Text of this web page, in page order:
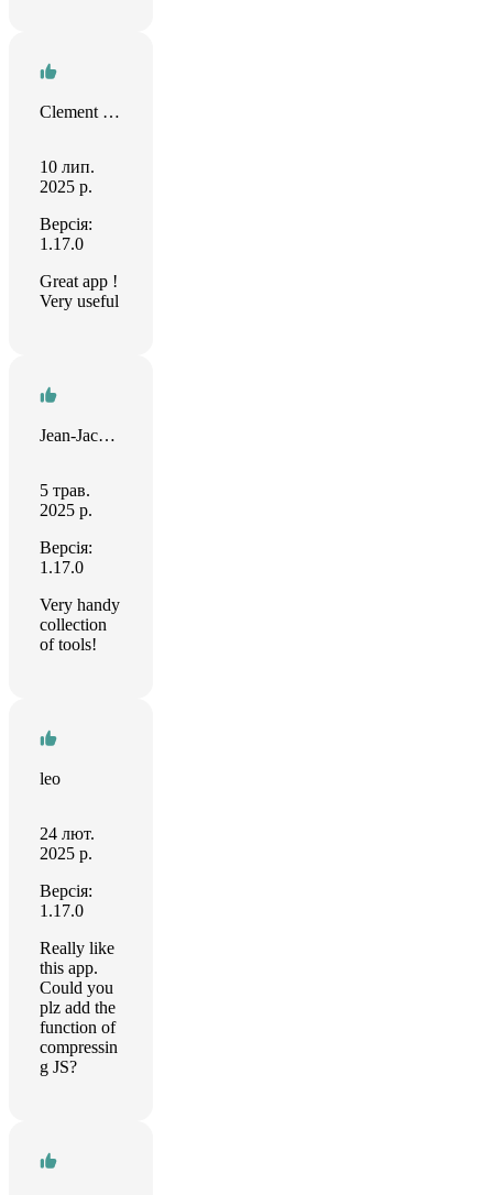
Clement Dutoit
10 лип.
2025 р.
Версія:
1.17.0
Great app !
Very useful
Jean-Jacques Larrea
5 трав.
2025 р.
Версія:
1.17.0
Very handy
collection
of tools!
leo
24 лют.
2025 р.
Версія:
1.17.0
Really like
this app.
Could you
plz add the
function of
compressin
g JS?